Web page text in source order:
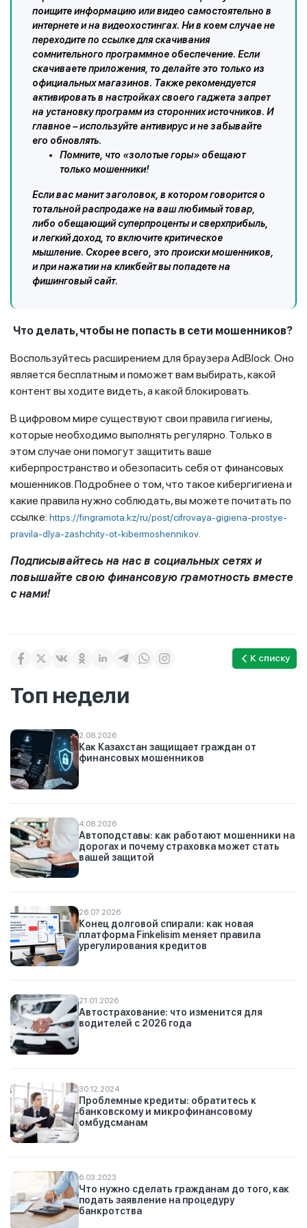
поищите информацию или видео самостоятельно в
интернете и на видеохостингах. Ни в коем случае не
переходите по ссылке для скачивания
сомнительного программное обеспечение. Если
скачиваете приложения, то делайте это только из
официальных магазинов. Также рекомендуется
активировать в настройках своего гаджета запрет
на установку программ из сторонних источников. И
главное – используйте антивирус и не забывайте
его обновлять.
Помните, что «золотые горы» обещают
только мошенники!
Если вас манит заголовок, в котором говорится о
тотальной распродаже на ваш любимый товар,
либо обещающий суперпроценты и сверхприбыль,
и легкий доход, то включите критическое
мышление. Скорее всего, это происки мошенников,
и при нажатии на кликбейт вы попадете на
фишинговый сайт.
Что делать, чтобы не попасть в сети мошенников?
Воспользуйтесь расширением для браузера AdBlock. Оно
является бесплатным и поможет вам выбирать, какой
контент вы ходите видеть, а какой блокировать.
В цифровом мире существуют свои правила гигиены,
которые необходимо выполнять регулярно. Только в
этом случае они помогут защитить ваше
киберпространство и обезопасить себя от финансовых
мошенников. Подробнее о том, что такое кибергигиена и
какие правила нужно соблюдать, вы можете почитать по
ссылке: https://fingramota.kz/ru/post/cifrovaya-gigiena-prostye-
pravila-dlya-zashchity-ot-kibermoshennikov.
Подписывайтесь на нас в социальных сетях и
повышайте свою финансовую грамотность вместе
с нами!
К списку
Топ недели
2.08.2026
Как Казахстан защищает граждан от
финансовых мошенников
4.08.2026
Автоподставы: как работают мошенники на
дорогах и почему страховка может стать
вашей защитой
26.07.2026
Конец долговой спирали: как новая
платформа Finkelisim меняет правила
урегулирования кредитов
21.01.2026
Автострахование: что изменится для
водителей с 2026 года
30.12.2024
Проблемные кредиты: обратитесь к
банковскому и микрофинансовому
омбудсманам
6.03.2023
Что нужно сделать гражданам до того, как
подать заявление на процедуру
банкротства